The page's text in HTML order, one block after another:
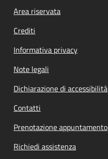
Footer menu
Area riservata
Crediti
Informativa privacy
Note legali
Dichiarazione di accessibilità
Contatti
Prenotazione appuntamento
Richiedi assistenza